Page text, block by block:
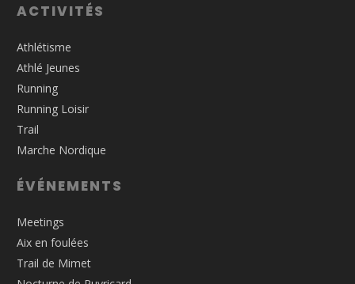
ACTIVITÉS
Athlétisme
Athlé Jeunes
Running
Running Loisir
Trail
Marche Nordique
ÉVÉNEMENTS
Meetings
Aix en foulées
Trail de Mimet